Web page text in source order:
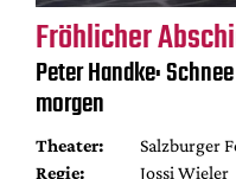
Fröhlicher
Peter Handke:
morgen
Theater:
Salzburger
Regie:
Jossi Wieler